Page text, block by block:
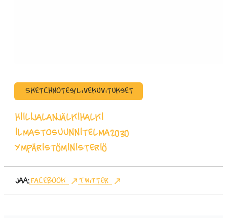
Sketchnotes/Livekuvitukset
hiilijalanjälkihalki
ilmastosuunnitelma2030
Ympäristöministeriö
Jaa:Facebook Twitter